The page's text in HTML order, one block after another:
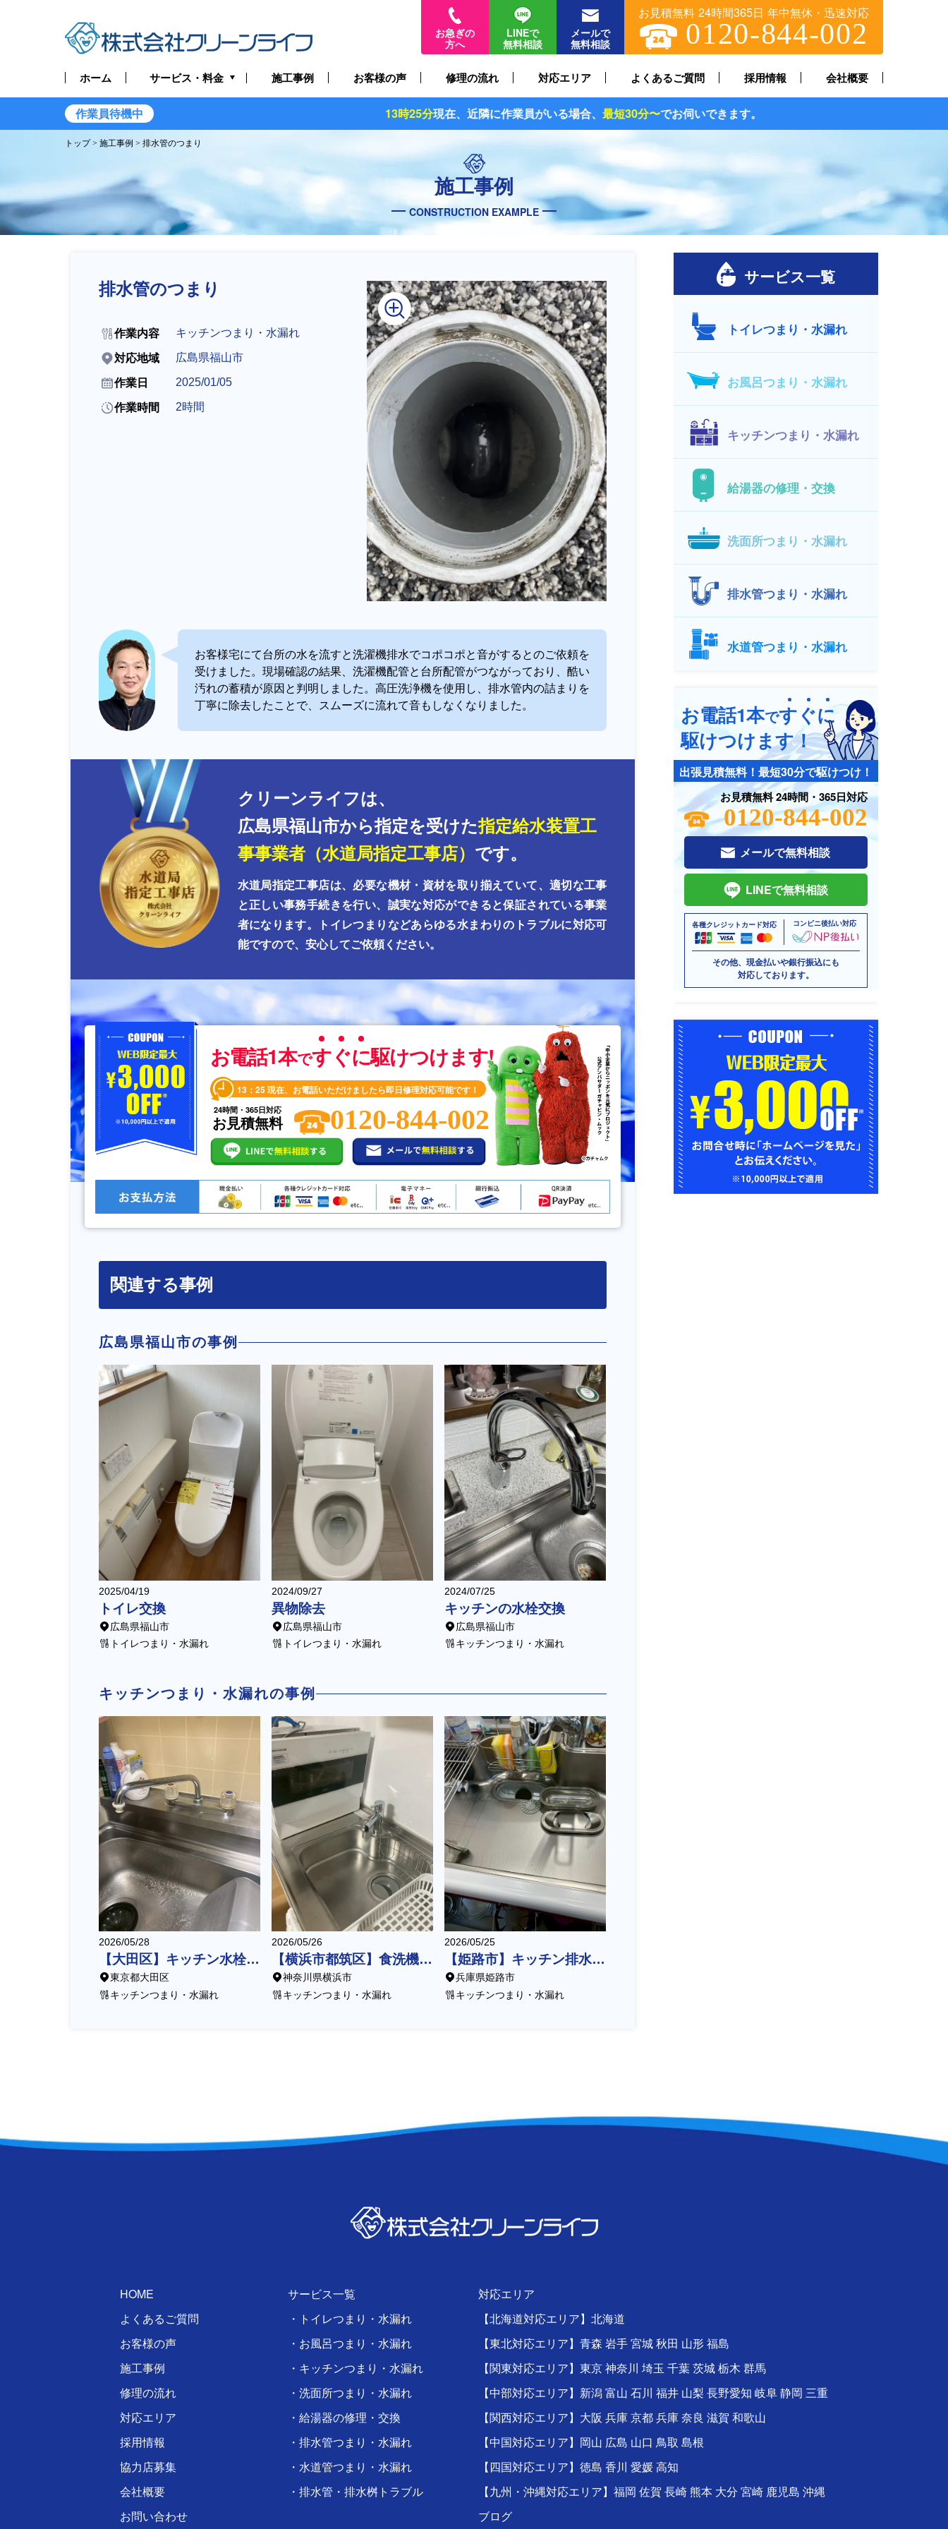
お急ぎの
方へ
LINEで
無料相談
メールで
無料相談
お見積無料 24時間365日 年中無休・迅速対応
0120-844-002
ホーム サービス・料金
トイレつまり・水漏れ
お風呂つまり・水漏れ
洗面所つまり・水漏れ
給湯器の修理・交換
水道管つまり・水漏れ
排水管・排水桝トラブル
施工事例 お客様の声 修理の流れ 対応エリア よくあるご質問 採用情報 会社概要
作業員待機中 現在、近隣に作業員がいる場合、最短30分〜でお伺いできます。
トップ> 施工事例 > 排水管のつまり
施工事例
CONSTRUCTION EXAMPLE
排水管のつまり
作業内容 キッチンつまり・水漏れ
対応地域 広島県福山市
作業日 2025/01/05
作業時間 2時間
お客様宅にて台所の水を流すと洗濯機排水でコポコポと音がするとのご依頼を
受けました。現場確認の結果、 洗濯機配管と台所配管がつながっており、酷い
汚れの蓄積が原因と判明しました。高圧洗浄機を使用し、排水管内の詰まりを
丁寧に除去したことで、スムーズに流れて音もしなくなりました。
クリーンライフは、
広島県福山市から指定を受けた指定給水装置工
事事業者（水道局指定工事店） です。
水道局指定工事店は、必要な機材・資材を取り揃えていて、適切な工事
と正しい事務手続きを行い、誠実な対応ができると保証されている事業
者になります。トイレつまりなどあらゆる水まわりのトラブルに対応可
能ですので、安心してご依頼ください。
お電話1本ですぐに駆けつけます!
13：25現在、お電話いただけましたら即日修理対応可能です！
24時間・365日対応
お見積無料 0120-844-002
関連する事例
広島県福山市の事例
2025/04/19
トイレ交換
広島県福山市
トイレつまり・水漏れ
2024/09/27
異物除去
広島県福山市
トイレつまり・水漏れ
2024/07/25
キッチンの水栓交換
広島県福山市
キッチンつまり・水漏れ
キッチンつまり・水漏れの事例
2026/05/28
【大田区】キッチン水栓修理（給水栓上部交換）
東京都大田区
キッチンつまり・水漏れ
2026/05/26
【横浜市都筑区】食洗機設置に伴うキッチン分岐水栓交換
神奈川県横浜市
キッチンつまり・水漏れ
2026/05/25
【姫路市】キッチン排水口に落とした歯ブラシの配管脱着点検
兵庫県姫路市
キッチンつまり・水漏れ
サービス一覧
トイレつまり・水漏れ
お風呂つまり・水漏れ
キッチンつまり・水漏れ
給湯器の修理・交換
洗面所つまり・水漏れ
排水管つまり・水漏れ
水道管つまり・水漏れ
お電話1本ですぐに
駆けつけます！
出張見積無料！最短30分で駆けつけ！
お見積無料 24時間・365日対応
0120-844-002
メールで無料相談
LINEで無料相談
各種クレジットカード対応 コンビニ後払い対応
その他、現金払いや銀行振込にも
対応しております。
HOME
よくあるご質問
お客様の声
施工事例
修理の流れ
対応エリア
採用情報
協力店募集
会社概要
お問い合わせ
サービス一覧
・トイレつまり・水漏れ
・お風呂つまり・水漏れ
・キッチンつまり・水漏れ
・洗面所つまり・水漏れ
・給湯器の修理・交換
・排水管つまり・水漏れ
・水道管つまり・水漏れ
・排水管・排水桝トラブル
対応エリア
【北海道対応エリア】 北海道
【東北対応エリア】青森 岩手 宮城 秋田 山形 福島
【関東対応エリア】 東京神奈川 埼玉 千葉茨城栃木 群馬
【中部対応エリア】新潟 富山 石川 福井 山梨 長野愛知 岐阜静岡 三重
【関西対応エリア】 大阪 兵庫京都兵庫奈良 滋賀 和歌山
【中国対応エリア】 岡山 広島 山口 鳥取 島根
【四国対応エリア】徳島 香川 愛媛 高知
【九州・沖縄対応エリア】 福岡 佐賀 長崎 熊本 大分 宮崎 鹿児島 沖縄
ブログ